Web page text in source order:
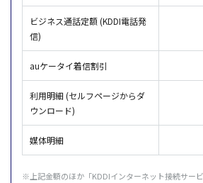
ビジネス通話定額 (KDDI電話発
信)
auケータイ着信割引
利用明細 (セルフページからダ
ウンロード)
媒体明細
※上記金額のほか「KDDIインターネット接続サー